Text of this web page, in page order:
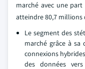
marché avec une
atteindre 80,7 millions
Le segment des
marché grâce à sa
connexions
des données